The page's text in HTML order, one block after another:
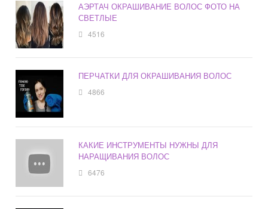
АЭРТАЧ ОКРАШИВАНИЕ ВОЛОС ФОТО НА
СВЕТЛЫЕ
4516
ПЕРЧАТКИ ДЛЯ ОКРАШИВАНИЯ ВОЛОС
4866
КАКИЕ ИНСТРУМЕНТЫ НУЖНЫ ДЛЯ
НАРАЩИВАНИЯ ВОЛОС
6476